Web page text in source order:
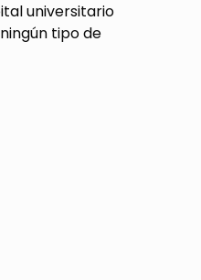
universitario
tipo de